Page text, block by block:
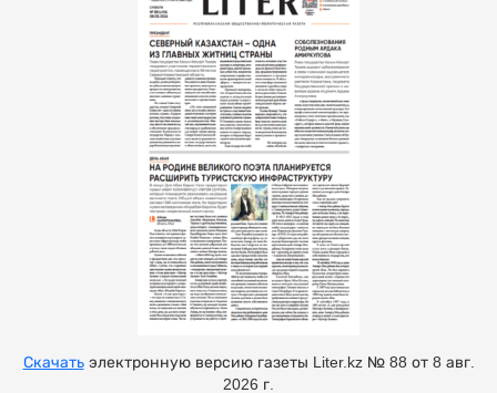
Скачатьэлектронную версию газеты Liter.kz № 88 от 8 авг.
2026 г.